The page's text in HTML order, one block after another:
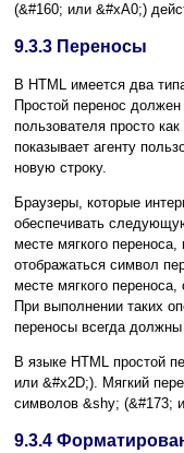
(&#160; или &#xA0;)
9.3.3 Переносы
В HTML имеется два
Простой перенос должен
пользователя просто
показывает агенту
новую строку.
Браузеры, которые
обеспечивать
месте мягкого
отображаться символ
месте мягкого
При выполнении таких
переносы всегда должны
В языке HTML простой
или &#x2D;). Мягкий
символов &shy; (&#173;
9.3.4